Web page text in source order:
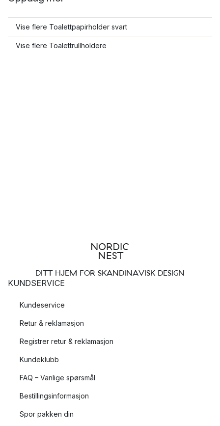
Vise flere Toalettpapirholder svart
Vise flere Toalettrullholdere
DITT HJEM FOR SKANDINAVISK DESIGN
KUNDSERVICE
Kundeservice
Retur & reklamasjon
Registrer retur & reklamasjon
Kundeklubb
FAQ – Vanlige spørsmål
Bestillingsinformasjon
Spor pakken din